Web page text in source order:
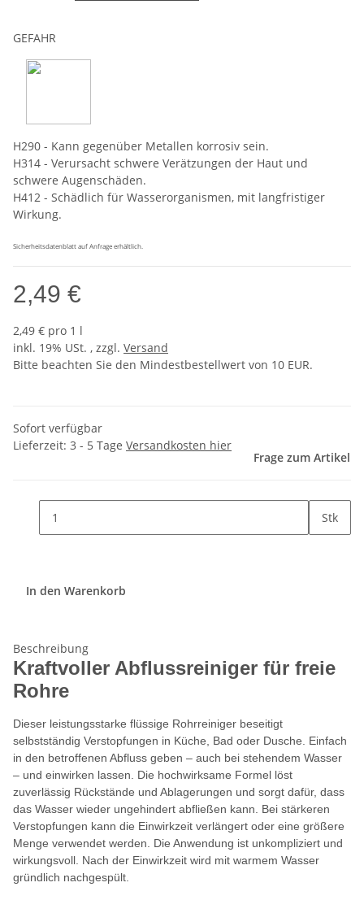
GEFAHR
H290 - Kann gegenüber Metallen korrosiv sein.
H314 - Verursacht schwere Verätzungen der Haut und
schwere Augenschäden.
H412 - Schädlich für Wasserorganismen, mit langfristiger
Wirkung.
Sicherheitsdatenblatt auf Anfrage erhältlich.
2,49 €
2,49 € pro 1 l
inkl. 19% USt. , zzgl. Versand
Bitte beachten Sie den Mindestbestellwert von 10 EUR.
Sofort verfügbar
Lieferzeit: 3 - 5 Tage Versandkosten hier
Frage zum Artikel
Stk
In den Warenkorb
Beschreibung
Kraftvoller Abflussreiniger für freie
Rohre
Dieser leistungsstarke flüssige Rohrreiniger beseitigt
selbstständig Verstopfungen in Küche, Bad oder Dusche. Einfach
in den betroffenen Abfluss geben – auch bei stehendem Wasser
– und einwirken lassen. Die hochwirksame Formel löst
zuverlässig Rückstände und Ablagerungen und sorgt dafür, dass
das Wasser wieder ungehindert abfließen kann. Bei stärkeren
Verstopfungen kann die Einwirkzeit verlängert oder eine größere
Menge verwendet werden. Die Anwendung ist unkompliziert und
wirkungsvoll. Nach der Einwirkzeit wird mit warmem Wasser
gründlich nachgespült.